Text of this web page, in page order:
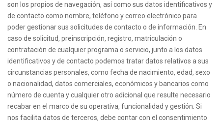
son los propios de navegación, así como sus datos identificativos y
de contacto como nombre, teléfono y correo electrónico para
poder gestionar sus solicitudes de contacto o de información. En
caso de solicitud, preinscripción, registro, matriculación o
contratación de cualquier programa o servicio, junto a los datos
identificativos y de contacto podemos tratar datos relativos a sus
circunstancias personales, como fecha de nacimiento, edad, sexo
o nacionalidad, datos comerciales, económicos y bancarios como
número de cuenta y cualquier otro adicional que resulte necesario
recabar en el marco de su operativa, funcionalidad y gestión. Si
nos facilita datos de terceros, debe contar con el consentimiento